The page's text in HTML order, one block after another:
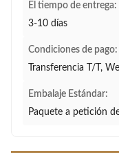
El tiempo de entrega:
3-10 días
Condiciones de pago:
Transferencia T/T,
Embalaje Estándar:
Paquete a petición